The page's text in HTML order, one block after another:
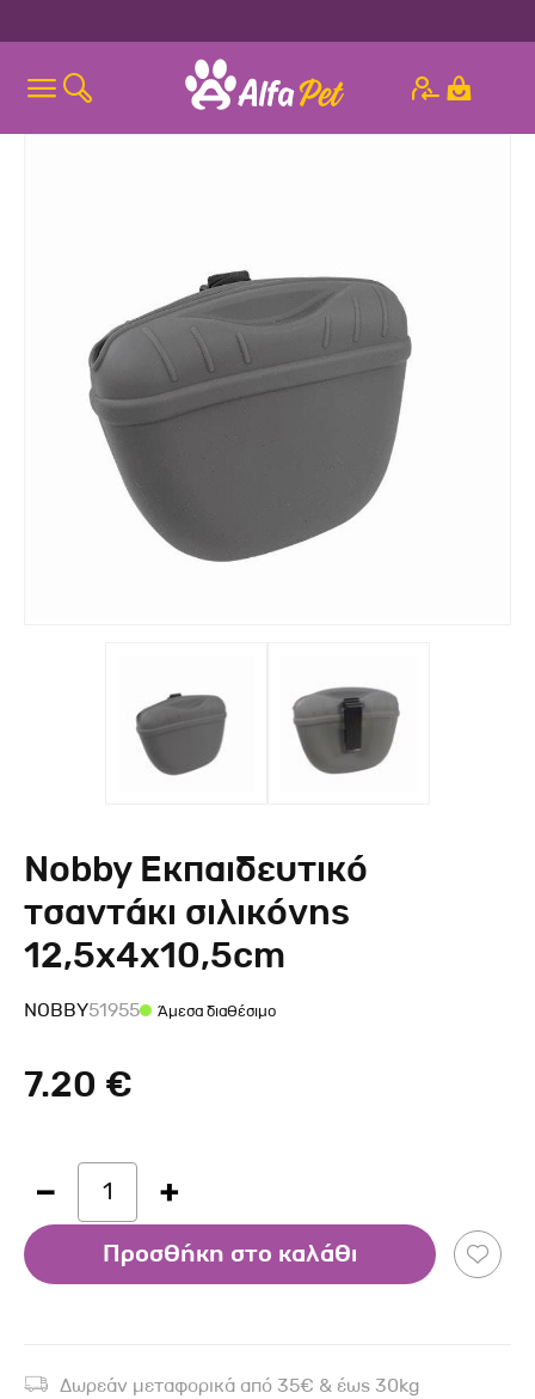
Nobby Εκπαιδευτικό
τσαντάκι σιλικόνης
12,5x4x10,5cm
NOBBY51955 Άμεσα διαθέσιμο
7.20 €
1
Προσθήκη στο καλάθι
Δωρεάν μεταφορικά από 35€ & έως 30kg